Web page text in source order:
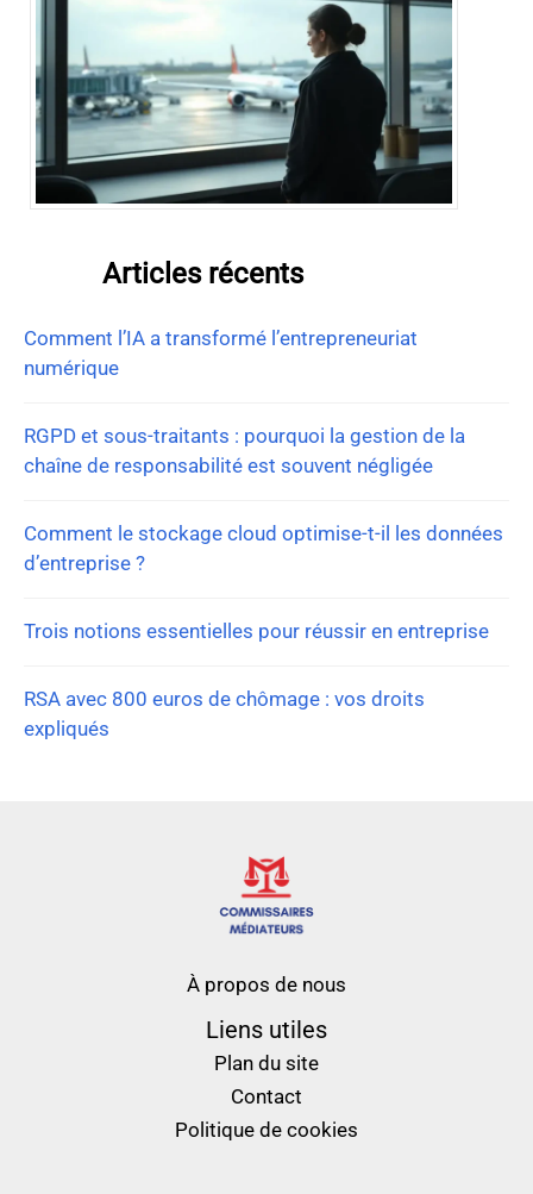
Articles récents
Comment l’IA a transformé l’entrepreneuriat
numérique
RGPD et sous-traitants : pourquoi la gestion de la
chaîne de responsabilité est souvent négligée
Comment le stockage cloud optimise-t-il les données
d’entreprise ?
Trois notions essentielles pour réussir en entreprise
RSA avec 800 euros de chômage : vos droits
expliqués
À propos de nous
Liens utiles
Plan du site
Contact
Politique de cookies